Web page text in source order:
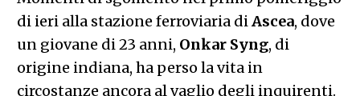
di ieri alla stazione ferroviaria diAscea, dove
un giovane di 23 anni, Onkar Syng, di
origine indiana, ha perso la vita in
circostanze ancora al vaglio degli inquirenti.